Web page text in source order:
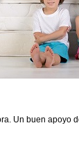
Un buen apoyo